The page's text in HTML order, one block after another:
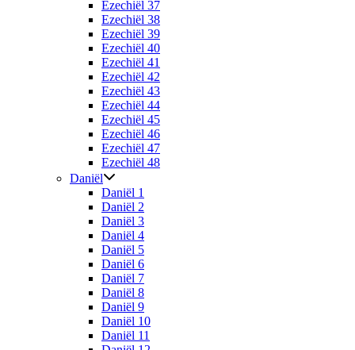
Ezechiël 37
Ezechiël 38
Ezechiël 39
Ezechiël 40
Ezechiël 41
Ezechiël 42
Ezechiël 43
Ezechiël 44
Ezechiël 45
Ezechiël 46
Ezechiël 47
Ezechiël 48
Daniël
Daniël 1
Daniël 2
Daniël 3
Daniël 4
Daniël 5
Daniël 6
Daniël 7
Daniël 8
Daniël 9
Daniël 10
Daniël 11